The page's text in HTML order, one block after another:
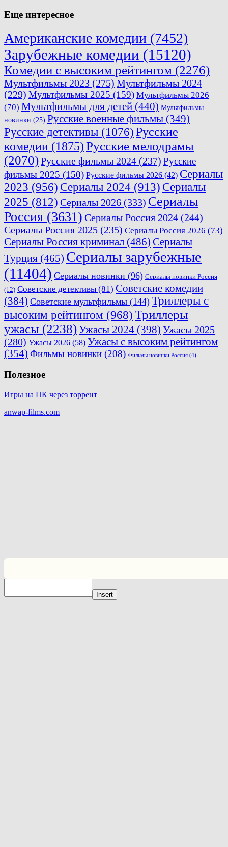
Еще интересное
Американские комедии (7452)
Зарубежные комедии (15120)
Комедии с высоким рейтингом (2276)
Мультфильмы 2023 (275) Мультфильмы 2024
(229) Мультфильмы 2025 (159) Мультфильмы 2026
(70) Мультфильмы для детей (440) Мультфильмы
новинки (25) Русские военные фильмы (349)
Русские детективы (1076)Русские
комедии (1875)Русские мелодрамы
(2070)Русские фильмы 2024 (237) Русские
фильмы 2025 (150) Русские фильмы 2026 (42) Сериалы
2023 (956) Сериалы 2024 (913) Сериалы
2025 (812) Сериалы 2026 (333) Сериалы
Россия (3631) Сериалы Россия 2024 (244)
Сериалы Россия 2025 (235) Сериалы Россия 2026 (73)
Сериалы Россия криминал (486) Сериалы
Турция (465) Сериалы зарубежные
(11404) Сериалы новинки (96) Сериалы новинки Россия
(12) Советские детективы (81) Советские комедии
(384) Советские мультфильмы (144) Триллеры с
высоким рейтингом (968) Триллеры
ужасы (2238)Ужасы 2024 (398) Ужасы 2025
(280) Ужасы 2026 (58) Ужасы с высоким рейтингом
(354) Фильмы новинки (208) Фильмы новинки Россия (4)
Полезное
Игры на ПК через торрент
anwap-films.com
Insert